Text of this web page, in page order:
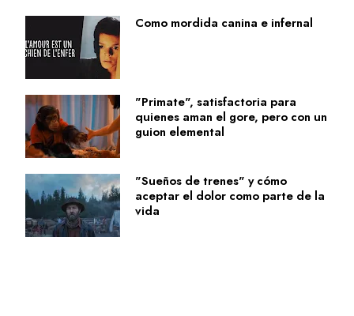
Como mordida canina e infernal
"Primate", satisfactoria para
quienes aman el gore, pero con un
guion elemental
"Sueños de trenes" y cómo
aceptar el dolor como parte de la
vida